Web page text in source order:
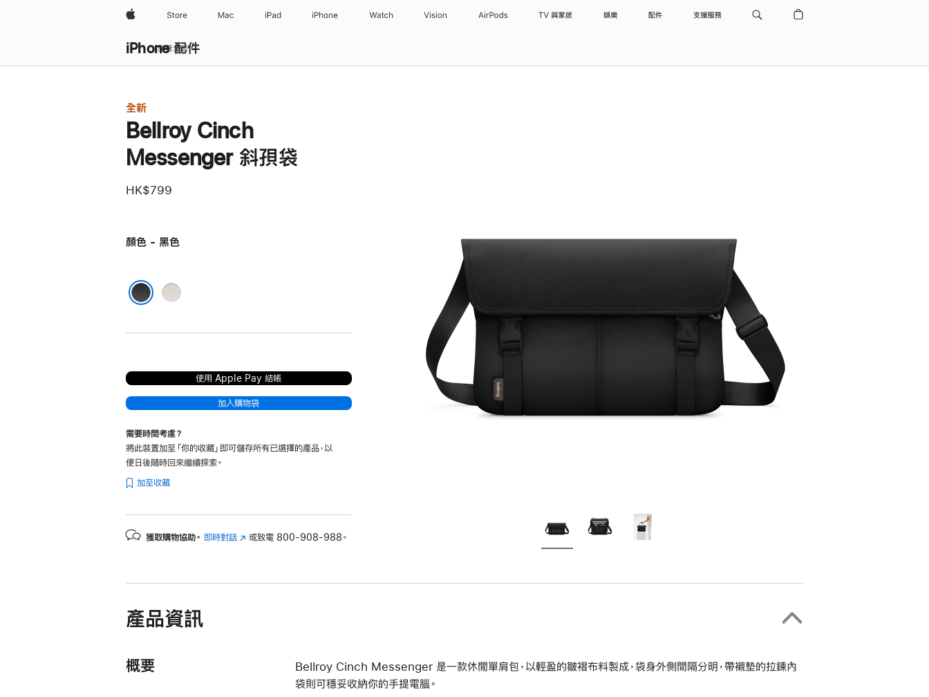
Apple Store Mac iPad iPhone Watch Vision AirPods TV 與家居 娛樂 配件 支援服務
iPhone 配件
瀏覽全部
全新
Bellroy Cinch
Messenger 斜孭袋
HK$799
顏色 - 黑色
米
使用 Apple Pay 結帳
加入購物袋
需要時間考慮？
將此裝置加至「你的收藏」即可儲存所有已選擇的產品，以
便日後隨時回來繼續探索。
加至收藏
獲取購物協助。 即時對話 (以
窗
或致電 800-908-988。
產品資訊
概要
Bellroy Cinch Messenger 是一款休閒單肩包，以輕盈的皺褶布料製成，袋身外側間隔分明，帶襯墊的拉鍊內
袋則可穩妥收納你的手提電腦。